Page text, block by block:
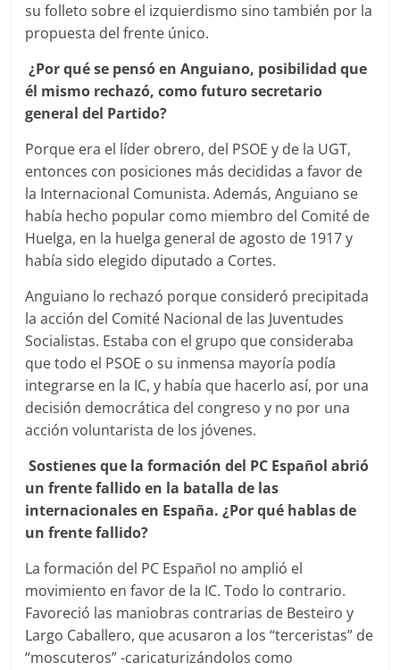
su folleto sobre el izquierdismo sino también por la
propuesta del frente único.
¿Por qué se pensó en Anguiano, posibilidad que
él mismo rechazó, como futuro secretario
general del Partido?
Porque era el líder obrero, del PSOE y de la UGT,
entonces con posiciones más decididas a favor de
la Internacional Comunista. Además, Anguiano se
había hecho popular como miembro del Comité de
Huelga, en la huelga general de agosto de 1917 y
había sido elegido diputado a Cortes.
Anguiano lo rechazó porque consideró precipitada
la acción del Comité Nacional de las Juventudes
Socialistas. Estaba con el grupo que consideraba
que todo el PSOE o su inmensa mayoría podía
integrarse en la IC, y había que hacerlo así, por una
decisión democrática del congreso y no por una
acción voluntarista de los jóvenes.
Sostienes que la formación del PC Español abrió
un frente fallido en la batalla de las
internacionales en España. ¿Por qué hablas de
un frente fallido?
La formación del PC Español no amplió el
movimiento en favor de la IC. Todo lo contrario.
Favoreció las maniobras contrarias de Besteiro y
Largo Caballero, que acusaron a los “terceristas” de
“moscuteros” -caricaturizándolos como